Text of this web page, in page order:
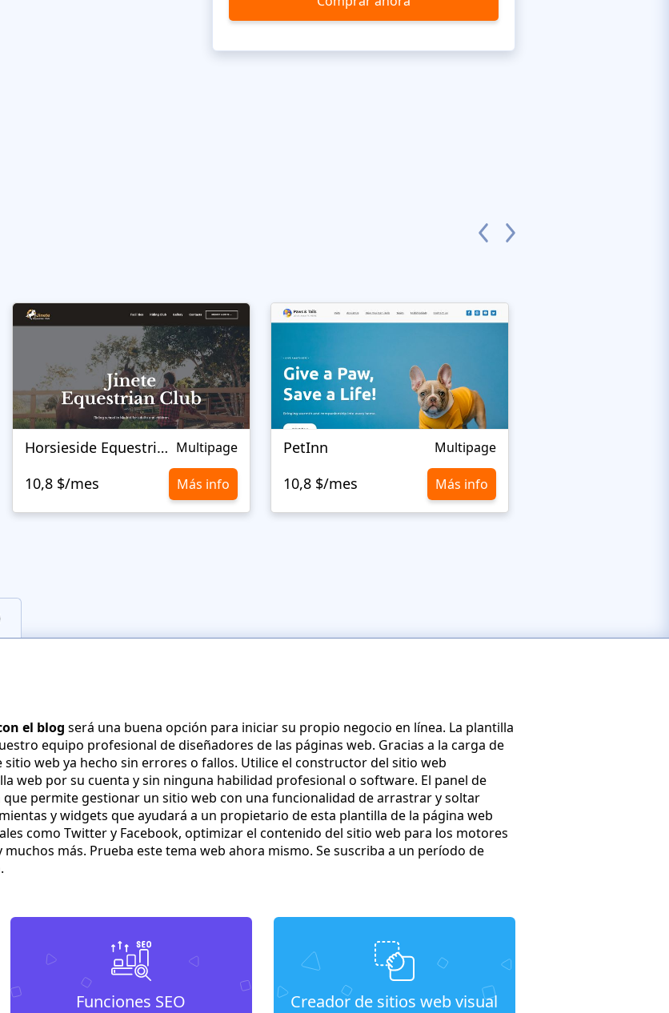
Horsieside Equestrian Multipage
10,8 $/mes Más info
PetInn Multipage
10,8 $/mes Más info
el blog será una buena opción para iniciar su propio negocio en línea. La plantilla
equipo profesional de diseñadores de las páginas web. Gracias a la carga de
web ya hecho sin errores o fallos. Utilice el constructor del sitio web
web por su cuenta y sin ninguna habilidad profesional o software. El panel de
permite gestionar un sitio web con una funcionalidad de arrastrar y soltar
y widgets que ayudará a un propietario de esta plantilla de la página web
como Twitter y Facebook, optimizar el contenido del sitio web para los motores
más. Prueba este tema web ahora mismo. Se suscriba a un período de
Funciones SEO Creador de sitios web visual